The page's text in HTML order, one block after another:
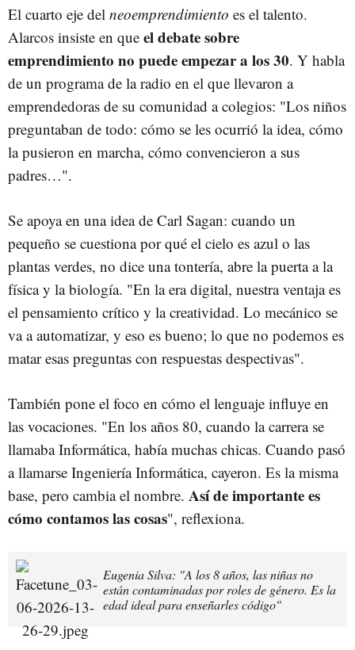
El cuarto eje del neoemprendimiento es el talento.
Alarcos insiste en que el debate sobre
emprendimiento no puede empezar a los 30. Y habla
de un programa de la radio en el que llevaron a
emprendedoras de su comunidad a colegios: "Los niños
preguntaban de todo: cómo se les ocurrió la idea, cómo
la pusieron en marcha, cómo convencieron a sus
padres…".
Se apoya en una idea de Carl Sagan: cuando un
pequeño se cuestiona por qué el cielo es azul o las
plantas verdes, no dice una tontería, abre la puerta a la
física y la biología. "En la era digital, nuestra ventaja es
el pensamiento crítico y la creatividad. Lo mecánico se
va a automatizar, y eso es bueno; lo que no podemos es
matar esas preguntas con respuestas despectivas".
También pone el foco en cómo el lenguaje influye en
las vocaciones. "En los años 80, cuando la carrera se
llamaba Informática, había muchas chicas. Cuando pasó
a llamarse Ingeniería Informática, cayeron. Es la misma
base, pero cambia el nombre. Así de importante es
cómo contamos las cosas", reflexiona.
Eugenia Silva: "A los 8 años, las niñas no
están contaminadas por roles de género. Es la
edad ideal para enseñarles código"